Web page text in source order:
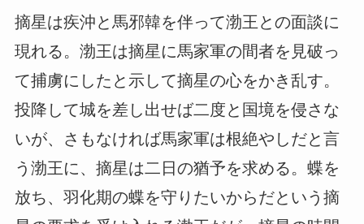
摘星は疾沖と馬邪韓を伴って渤王との面談に
現れる。渤王は摘星に馬家軍の間者を見破っ
て捕虜にしたと示して摘星の心をかき乱す。
投降して城を差し出せば二度と国境を侵さな
いが、さもなければ馬家軍は根絶やしだと言
う渤王に、摘星は二日の猶予を求める。蝶を
放ち、羽化期の蝶を守りたいからだという摘